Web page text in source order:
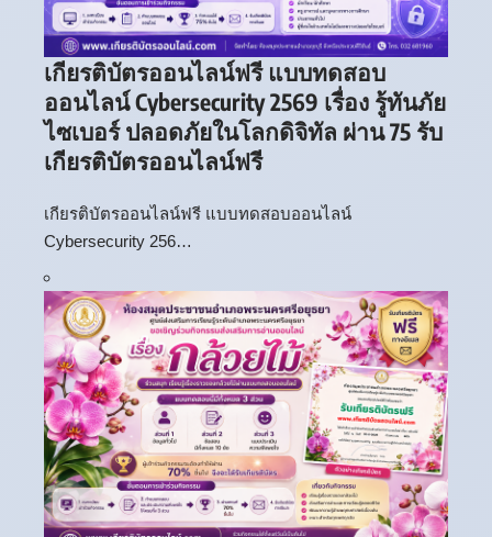
เกียรติบัตรออนไลน์ฟรี แบบทดสอบ
ออนไลน์ Cybersecurity 2569 เรื่อง รู้ทันภัย
ไซเบอร์ ปลอดภัยในโลกดิจิทัล ผ่าน 75 รับ
เกียรติบัตรออนไลน์ฟรี
เกียรติบัตรออนไลน์ฟรี แบบทดสอบออนไลน์
Cybersecurity 256…